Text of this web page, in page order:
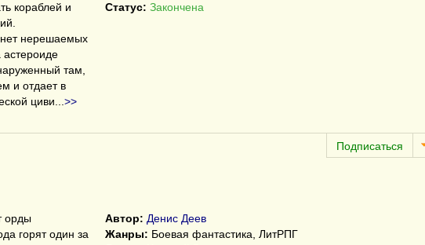
кораблей и
нет нерешаемых
астероиде
там,
и отдает в
циви
>>
Статус: Закончена
орды
горят один за
Автор: Денис Деев
Жанры: Боевая фантастика, ЛитРПГ